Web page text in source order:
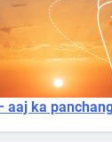
aaj ka